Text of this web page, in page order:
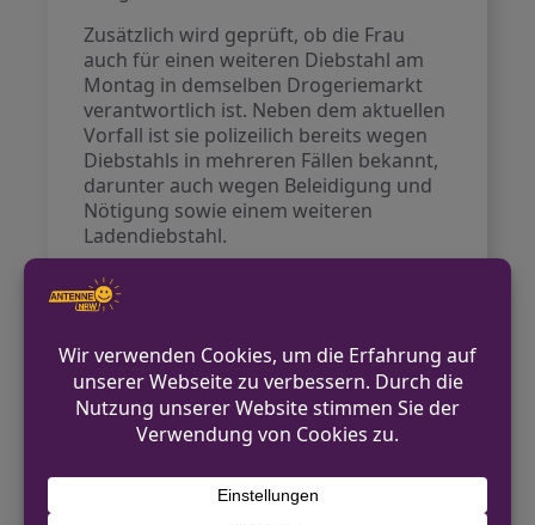
Zusätzlich wird geprüft, ob die Frau
auch für einen weiteren Diebstahl am
Montag in demselben Drogeriemarkt
verantwortlich ist. Neben dem aktuellen
Vorfall ist sie polizeilich bereits wegen
Diebstahls in mehreren Fällen bekannt,
darunter auch wegen Beleidigung und
Nötigung sowie einem weiteren
Ladendiebstahl.
Die 21-Jährige wurde nach der
Festnahme zur Vollstreckung des
Gütersloh überstellt.
Kontakt für Hinweise /
Pressestelle
Polizei Bielefeld